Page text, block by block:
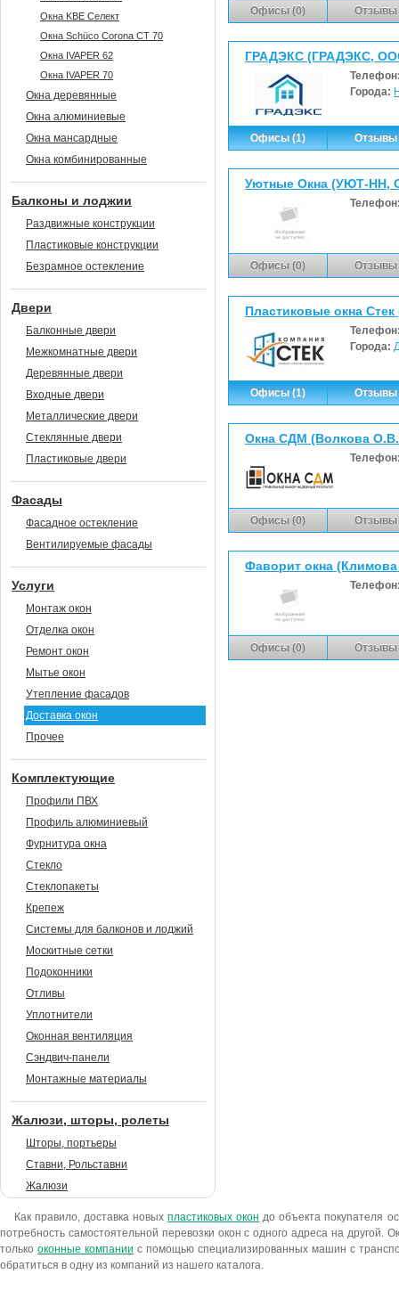
Офисы (0) Отзывы
ГРАДЭКС (ГРАДЭКС,
Города:
Офисы (1) Отзывы
Уютные Окна (УЮТ-НН,
Офисы (0) Отзывы
Пластиковые окна
Города:
Офисы (1) Отзывы
Окна СДМ (Волкова
Офисы (0) Отзывы
Фаворит окна
Офисы (0) Отзывы
Окна KBE Селект
Окна Sсhüco Corona CT 70
Окна IVAPER 62
Окна IVAPER 70
Окна деревянные
Окна алюминиевые
Окна мансардные
Окна комбинированные
Балконы и лоджии
Раздвижные конструкции
Пластиковые конструкции
Безрамное остекление
Двери
Балконные двери
Межкомнатные двери
Деревянные двери
Входные двери
Металлические двери
Стеклянные двери
Пластиковые двери
Фасады
Фасадное остекление
Вентилируемые фасады
Услуги
Монтаж окон
Отделка окон
Ремонт окон
Мытье окон
Утепление фасадов
Доставка окон
Прочее
Комплектующие
Профили ПВХ
Профиль алюминиевый
Фурнитура окна
Стекло
Стеклопакеты
Крепеж
Системы для балконов и лоджий
Москитные сетки
Подоконники
Отливы
Уплотнители
Оконная вентиляция
Сэндвич-панели
Монтажные материалы
Жалюзи, шторы, ролеты
Шторы, портьеры
Ставни, Рольставни
Жалюзи
Как правило, доставка новыхпластиковых окон до объекта покупателя
потребность самостоятельной перевозки окон с одного адреса на другой.
только оконные компании с помощью специализированных машин с
обратиться в одну из компаний из нашего каталога.